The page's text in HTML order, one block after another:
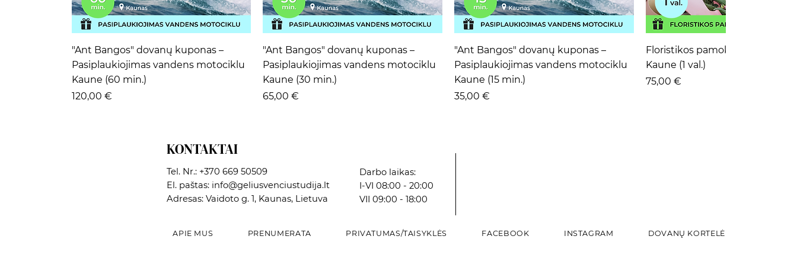
Greita peržiūra
"Ant Bangos" dovanų kuponas –
Pasiplaukiojimas vandens motociklu
Kaune (60 min.)
Kaina
120,00 €
Greita peržiūra
"Ant Bangos" dovanų kuponas –
Pasiplaukiojimas vandens motociklu
Kaune (30 min.)
Kaina
65,00 €
Greita peržiūra
"Ant Bangos" dovanų kuponas –
Pasiplaukiojimas vandens motociklu
Kaune (15 min.)
Kaina
35,00 €
Greita peržiūra
Floristikos pamoka
Kaune (1 val.)
Kaina
75,00 €
KONTAKTAI
Tel. Nr.: +370 669 50509
El. paštas: info@geliusvenciustudija.lt
Adresas: Vaidoto g. 1, Kaunas, Lietuva
Darbo laikas:
I-VI 08:00 - 20:00
VII 09:00 - 18:00
APIE MUS PRENUMERATA PRIVATUMAS/TAISYKLĖS FACEBOOK INSTAGRAM DOVANŲ KORTELĖ